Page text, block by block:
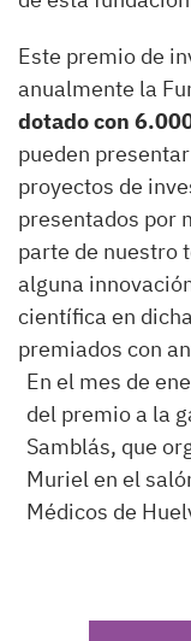
Este premio de
anualmente la
dotado con
pueden
proyectos de
presentados por
parte de nuestro
alguna
científica en
premiados con
En el mes de
del premio a la
Samblás, que
Muriel en el
Médicos de